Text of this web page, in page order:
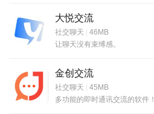
大悦交流
社交聊天 | 46MB
让聊天没有束缚感。
金创交流
社交聊天 | 45MB
多功能的即时通讯交流的软件！